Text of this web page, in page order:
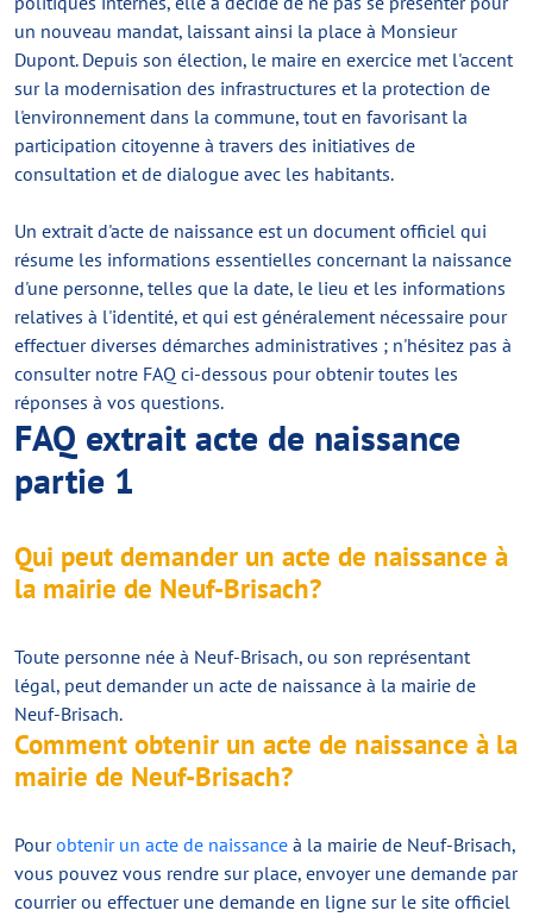
un nouveau mandat, laissant ainsi la place à Monsieur
Dupont. Depuis son élection, le maire en exercice met l'accent
sur la modernisation des infrastructures et la protection de
l'environnement dans la commune, tout en favorisant la
participation citoyenne à travers des initiatives de
consultation et de dialogue avec les habitants.
Un extrait d'acte de naissance est un document officiel qui
résume les informations essentielles concernant la naissance
d'une personne, telles que la date, le lieu et les informations
relatives à l'identité, et qui est généralement nécessaire pour
effectuer diverses démarches administratives ; n'hésitez pas à
consulter notre FAQ ci-dessous pour obtenir toutes les
réponses à vos questions.
FAQ extrait acte de naissance
partie 1
Qui peut demander un acte de naissance à
la mairie de Neuf-Brisach?
Toute personne née à Neuf-Brisach, ou son représentant
légal, peut demander un acte de naissance à la mairie de
Neuf-Brisach.
Comment obtenir un acte de naissance à la
mairie de Neuf-Brisach?
Pourobtenir un acte de naissance à la mairie de Neuf-Brisach,
vous pouvez vous rendre sur place, envoyer une demande par
courrier ou effectuer une demande en ligne sur le site officiel